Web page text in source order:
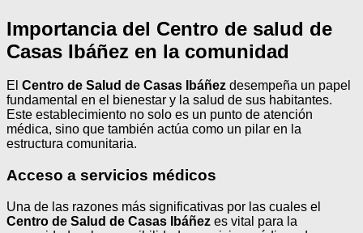
Importancia del Centro de salud de
Casas Ibáñez en la comunidad
El Centro de Salud de Casas Ibáñez desempeña un papel
fundamental en el bienestar y la salud de sus habitantes.
Este establecimiento no solo es un punto de atención
médica, sino que también actúa como un pilar en la
estructura comunitaria.
Acceso a servicios médicos
Una de las razones más significativas por las cuales el
Centro de Salud de Casas Ibáñez es vital para la